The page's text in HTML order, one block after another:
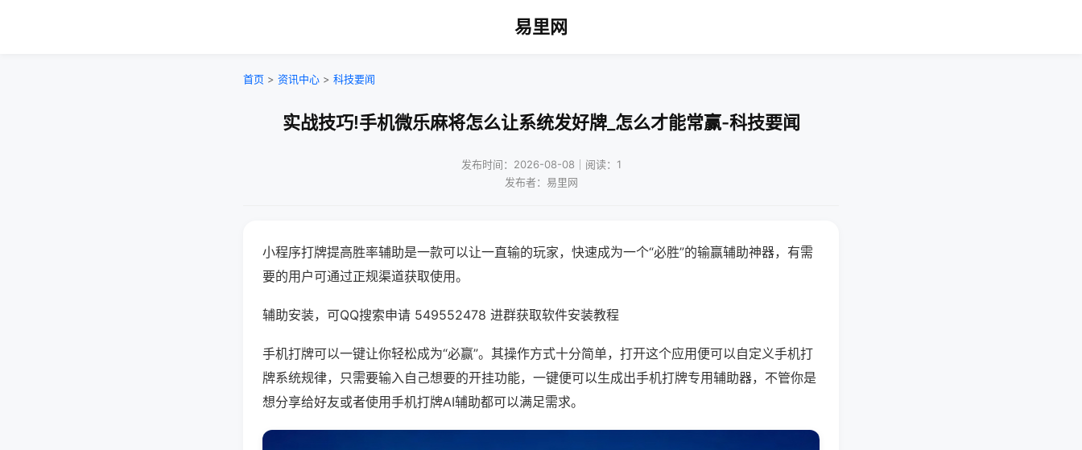
易里网
首页 > 资讯中心 > 科技要闻
实战技巧!手机微乐麻将怎么让系统发好牌_怎么才能常赢-科技要闻
发布时间：2026-08-08｜阅读：1
发布者：易里网
小程序打牌提高胜率辅助是一款可以让一直输的玩家，快速成为一个“必胜”的输赢辅助神器，有需
要的用户可通过正规渠道获取使用。
辅助安装，可QQ搜索申请 549552478 进群获取软件安装教程
手机打牌可以一键让你轻松成为“必赢”。其操作方式十分简单，打开这个应用便可以自定义手机打
牌系统规律，只需要输入自己想要的开挂功能，一键便可以生成出手机打牌专用辅助器，不管你是
想分享给好友或者使用手机打牌AI辅助都可以满足需求。